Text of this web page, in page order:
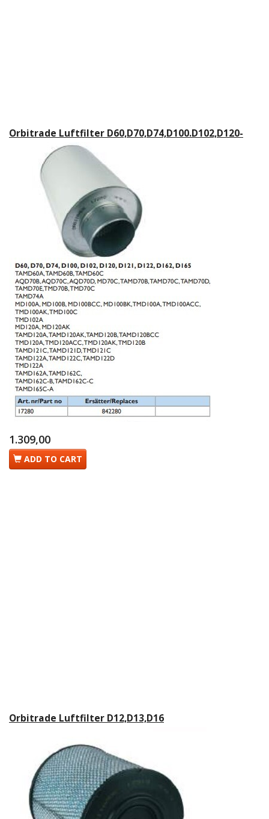
Orbitrade Luftfilter D60,D70,D74,D100.D102,D120-
1.309,00
ADD TO CART
Orbitrade Luftfilter D12,D13,D16